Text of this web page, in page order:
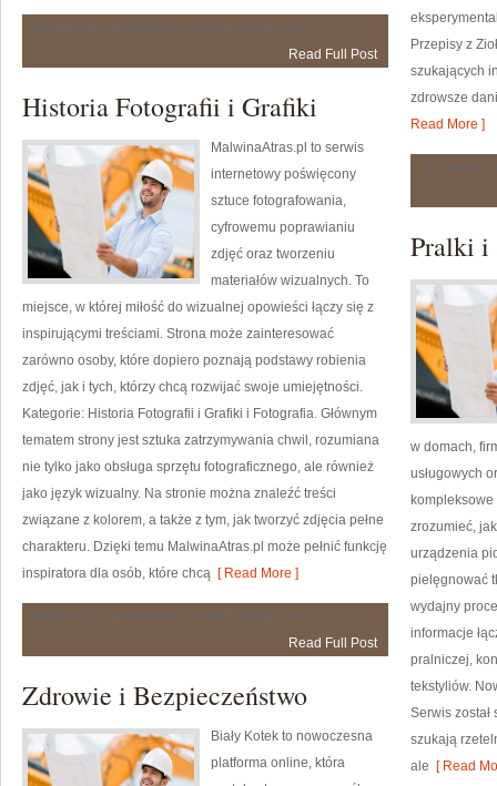
Read Full Post
Przepisy z
szukających
zdrowsze
Read More ]
Historia Fotografii i Grafiki
MalwinaAtras.pl to serwis
internetowy poświęcony
sztuce fotografowania,
cyfrowemu poprawianiu
zdjęć oraz tworzeniu
materiałów wizualnych. To
miejsce, w której miłość do wizualnej opowieści łączy się z
inspirującymi treściami. Strona może zainteresować
zarówno osoby, które dopiero poznają podstawy robienia
zdjęć, jak i tych, którzy chcą rozwijać swoje umiejętności.
Kategorie: Historia Fotografii i Grafiki i Fotografia. Głównym
tematem strony jest sztuka zatrzymywania chwil, rozumiana
nie tylko jako obsługa sprzętu fotograficznego, ale również
jako język wizualny. Na stronie można znaleźć treści
związane z kolorem, a także z tym, jak tworzyć zdjęcia pełne
charakteru. Dzięki temu MalwinaAtras.pl może pełnić funkcję
inspiratora dla osób, które chcą [ Read More ]
Read Full Post
Pralki i
w domach,
usługowych
zrozumieć,
urządzenia
pielęgnować
wydajny
informacje
pralniczej,
tekstyliów.
Serwis został
szukają
ale [ Read
Zdrowie i Bezpieczeństwo
Biały Kotek to nowoczesna
platforma online, która